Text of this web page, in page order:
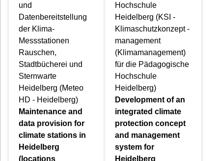
und
Datenbereitstellung
der Klima-
Messstationen
Rauschen,
Stadtbücherei und
Sternwarte
Heidelberg (Meteo
HD - Heidelberg)
Maintenance and
data provision for
climate stations in
Heidelberg
(locations
Hochschule
Heidelberg (KSI -
Klimaschutzkonzept -
management
(Klimamanagement)
für die Pädagogische
Hochschule
Heidelberg)
Development of an
integrated climate
protection concept
and management
system for
Heidelberg